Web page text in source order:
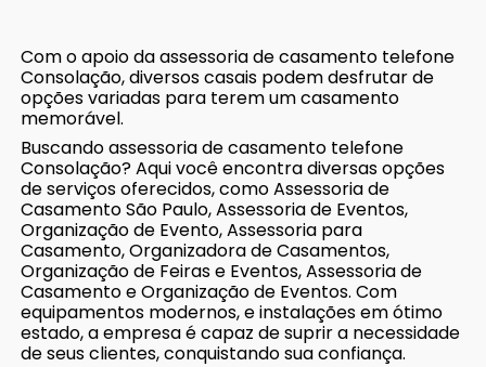
Com o apoio da assessoria de casamento telefone
Consolação, diversos casais podem desfrutar de
opções variadas para terem um casamento
memorável.
Buscando assessoria de casamento telefone
Consolação? Aqui você encontra diversas opções
de serviços oferecidos, como Assessoria de
Casamento São Paulo, Assessoria de Eventos,
Organização de Evento, Assessoria para
Casamento, Organizadora de Casamentos,
Organização de Feiras e Eventos, Assessoria de
Casamento e Organização de Eventos. Com
equipamentos modernos, e instalações em ótimo
estado, a empresa é capaz de suprir a necessidade
de seus clientes, conquistando sua confiança.